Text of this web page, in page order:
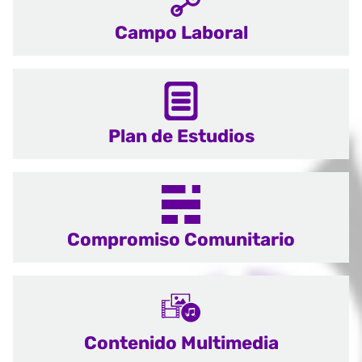
Campo Laboral
Plan de Estudios
Compromiso Comunitario
Contenido Multimedia